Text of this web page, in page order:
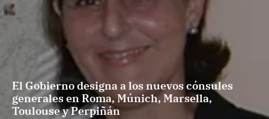
El Gobierno designa a los nuevos cónsules
generales en Roma, Múnich, Marsella,
Toulouse y Perpiñán